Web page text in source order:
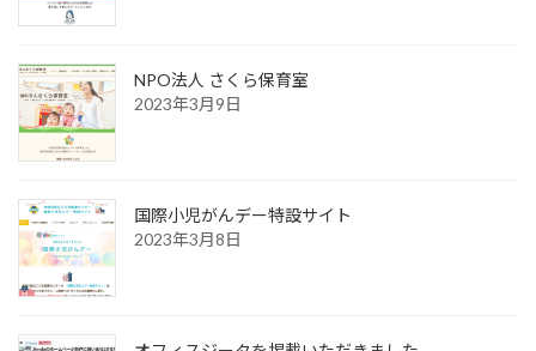
NPO法人 さくら保育室
2023年3月9日
国際小児がんデー特設サイト
2023年3月8日